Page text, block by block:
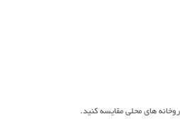
های محلی مقایسه کنید.